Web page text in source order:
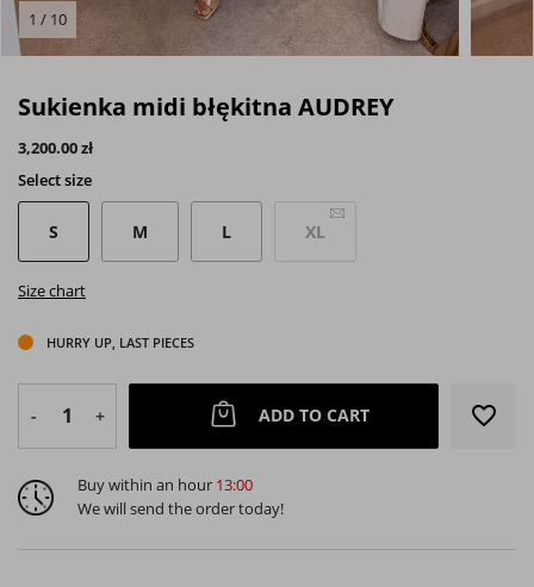
1 / 10
Sukienka midi błękitna AUDREY
3,200.00 zł
Selectsize
S M L XL
Size chart
HURRY UP, LAST PIECES
- + ADD TO CART favorite_border
Buy within an hour 13:00
We will send the order today!